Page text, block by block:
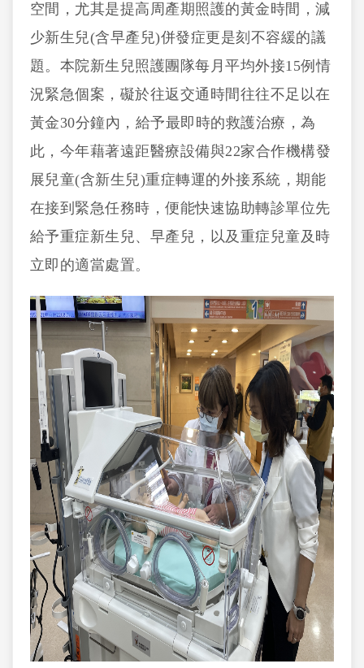
空間，尤其是提高周產期照護的黃金時間，減
少新生兒(含早產兒)併發症更是刻不容緩的議
題。本院新生兒照護團隊每月平均外接15例情
況緊急個案，礙於往返交通時間往往不足以在
黃金30分鐘內，給予最即時的救護治療，為
此，今年藉著遠距醫療設備與22家合作機構發
展兒童(含新生兒)重症轉運的外接系統，期能
在接到緊急任務時，便能快速協助轉診單位先
給予重症新生兒、早產兒，以及重症兒童及時
立即的適當處置。